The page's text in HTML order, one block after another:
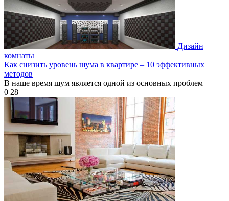
Дизайн
комнаты
Как снизить уровень шума в квартире – 10 эффективных
методов
В наше время шум является одной из основных проблем
0 28